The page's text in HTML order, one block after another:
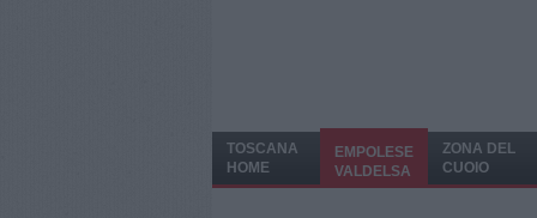
TOSCANA
HOME
EMPOLESE
VALDELSA
ZONA DEL
CUOIO